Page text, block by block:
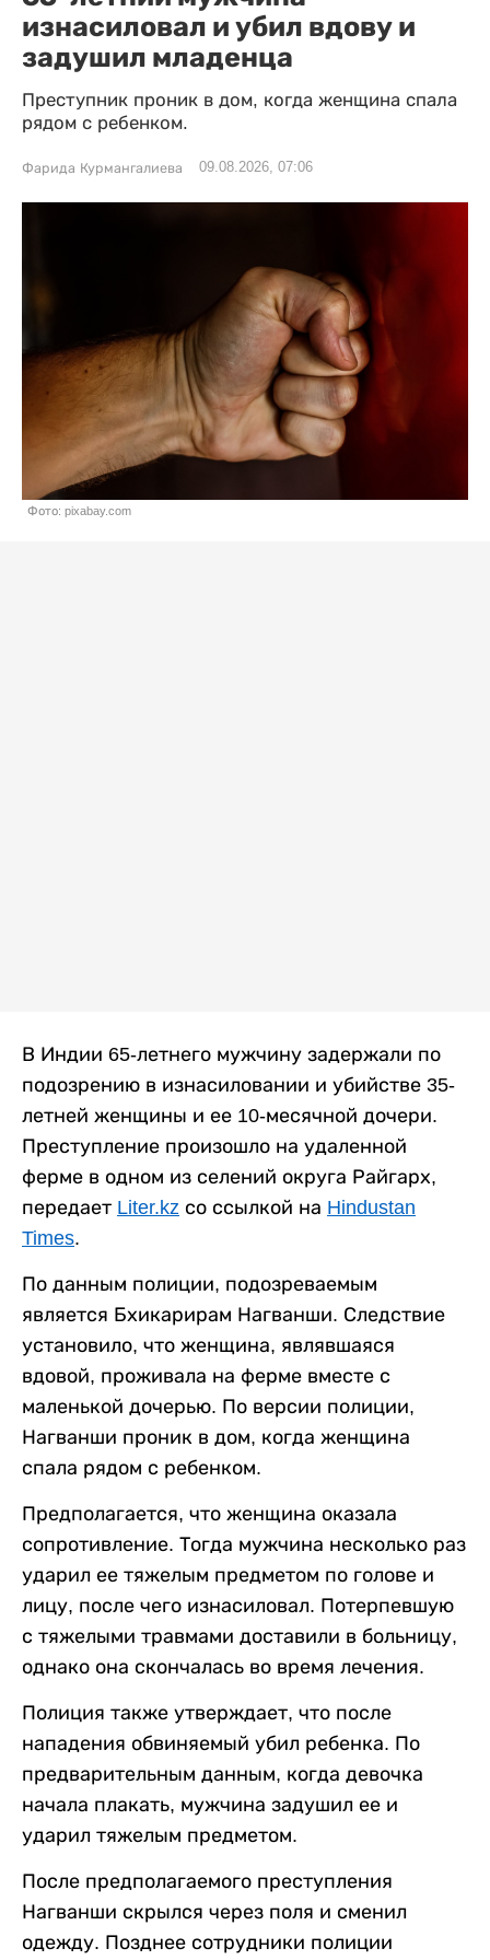
изнасиловал и убил вдову и
задушил младенца
Преступник проник в дом, когда женщина спала
рядом с ребенком.
Фарида Курмангалиева 09.08.2026, 07:06
Фото: pixabay.com
В Индии 65-летнего мужчину задержали по
подозрению в изнасиловании и убийстве 35-
летней женщины и ее 10-месячной дочери.
Преступление произошло на удаленной
ферме в одном из селений округа Райгарх,
передает Liter.kz со ссылкой на Hindustan
Times.
По данным полиции, подозреваемым
является Бхикарирам Нагванши. Следствие
установило, что женщина, являвшаяся
вдовой, проживала на ферме вместе с
маленькой дочерью. По версии полиции,
Нагванши проник в дом, когда женщина
спала рядом с ребенком.
Предполагается, что женщина оказала
сопротивление. Тогда мужчина несколько раз
ударил ее тяжелым предметом по голове и
лицу, после чего изнасиловал. Потерпевшую
с тяжелыми травмами доставили в больницу,
однако она скончалась во время лечения.
Полиция также утверждает, что после
нападения обвиняемый убил ребенка. По
предварительным данным, когда девочка
начала плакать, мужчина задушил ее и
ударил тяжелым предметом.
После предполагаемого преступления
Нагванши скрылся через поля и сменил
одежду. Позднее сотрудники полиции